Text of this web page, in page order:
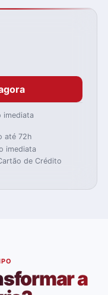
imediata
até 72h
imediata
de Crédito
a